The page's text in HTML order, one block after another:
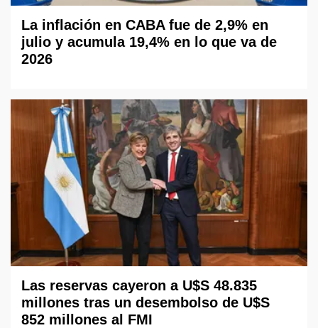
La inflación en CABA fue de 2,9% en
julio y acumula 19,4% en lo que va de
2026
Las reservas cayeron a U$S 48.835
millones tras un desembolso de U$S
852 millones al FMI